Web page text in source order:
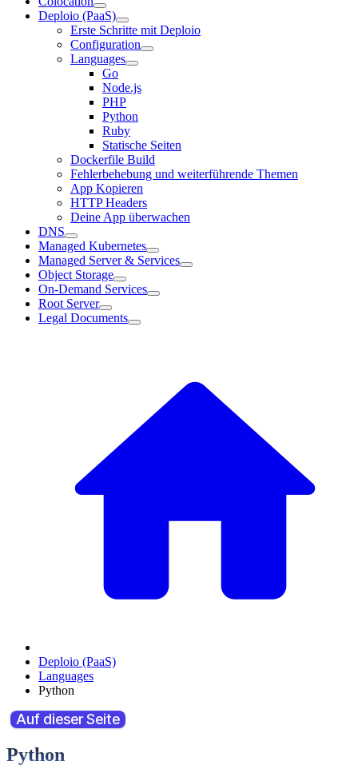
Deploio (PaaS)
Erste Schritte mit Deploio
Configuration
Languages
Go
Node.js
PHP
Python
Ruby
Statische Seiten
Dockerfile Build
Fehlerbehebung und weiterführende Themen
App Kopieren
HTTP Headers
Deine App überwachen
DNS
Managed Kubernetes
Managed Server & Services
Object Storage
On-Demand Services
Root Server
Legal Documents
Deploio (PaaS)
Languages
Python
Auf dieser Seite
Python